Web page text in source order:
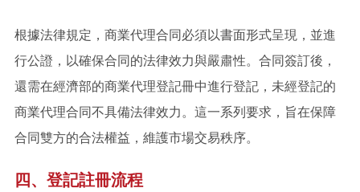
根據法律規定，商業代理合同必須以書面形式呈現，並進
行公證，以確保合同的法律效力與嚴肅性。合同簽訂後，
還需在經濟部的商業代理登記冊中進行登記，未經登記的
商業代理合同不具備法律效力。這一系列要求，旨在保障
合同雙方的合法權益，維護市場交易秩序。
四、登記註冊流程